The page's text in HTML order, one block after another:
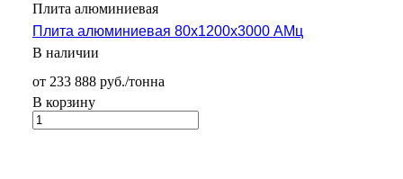
Плита алюминиевая
Плита алюминиевая 80х1200х3000 АМц
В наличии
от 233 888 руб./тонна
В корзину